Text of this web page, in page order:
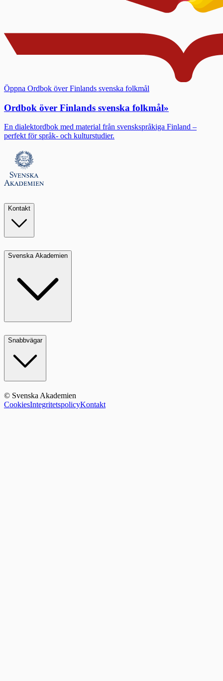
Öppna Ordbok över Finlands svenska folkmål
Ordbok över Finlands svenska folkmål»
En dialektordbok med material från svenskspråkiga Finland –
perfekt för språk- och kulturstudier.
Kontakt
Svenska Akademien
Snabbvägar
© Svenska Akademien
CookiesIntegritetspolicyKontakt